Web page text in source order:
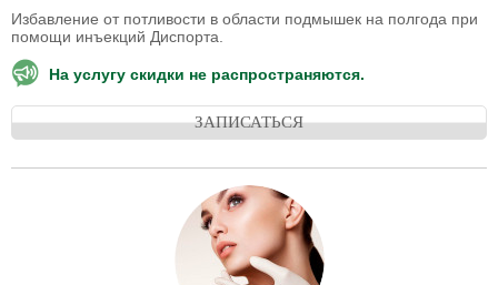
Избавление от потливости в области подмышек на полгода при
помощи инъекций Диспорта.
На услугу скидки не распространяются.
ЗАПИСАТЬСЯ